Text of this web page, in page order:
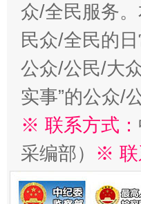
众/全民服务
民众/全民的
公众/公民/大
实事”的公众/
※ 联系方式：
采编部） ※ 联